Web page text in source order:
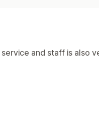
and staff is also